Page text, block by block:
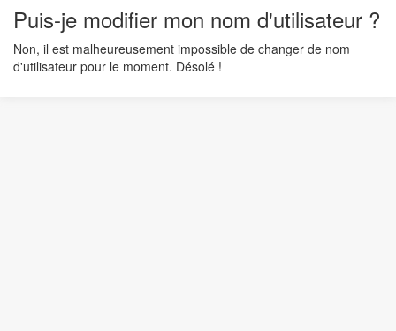
Puis-je modifier mon nom d'utilisateur ?
Non, il est malheureusement impossible de changer de nom
d'utilisateur pour le moment. Désolé !